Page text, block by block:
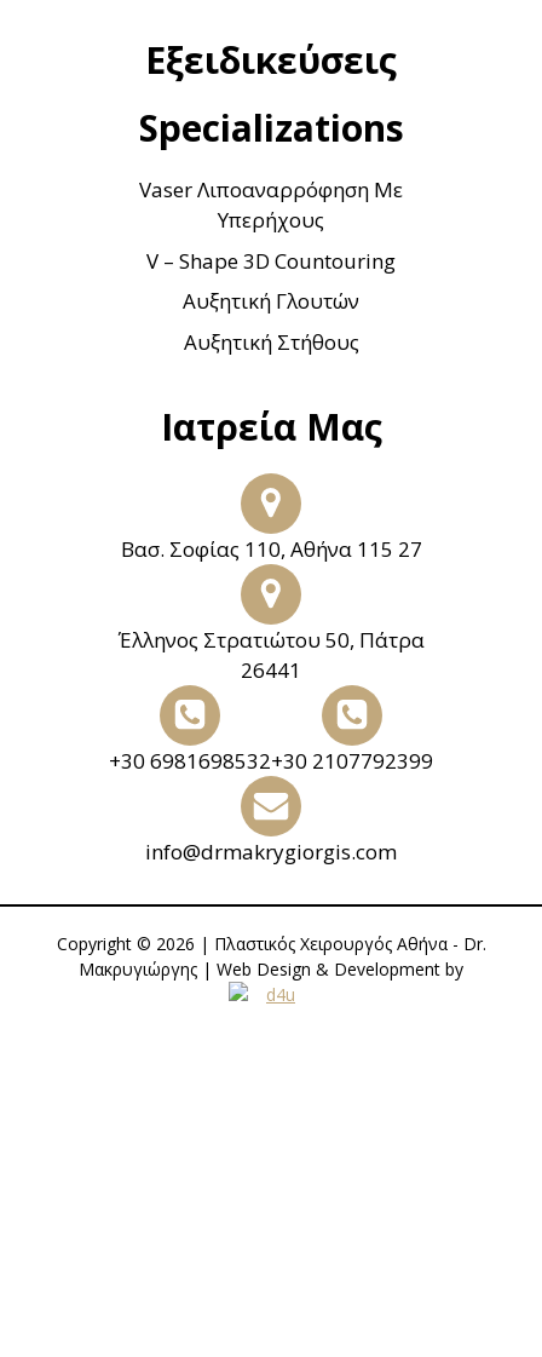
Εξειδικεύσεις
Specializations
Vaser Λιποαναρρόφηση Με
Υπερήχους
V – Shape 3D Countouring
Αυξητική Γλουτών
Αυξητική Στήθους
Ιατρεία Μας
Βασ. Σοφίας 110, Αθήνα 115 27
Έλληνος Στρατιώτου 50, Πάτρα
26441
+30 6981698532+30 2107792399
info@drmakrygiorgis.com
Copyright © 2026 | Πλαστικός Χειρουργός Αθήνα - Dr.
Μακρυγιώργης | Web Design & Development by